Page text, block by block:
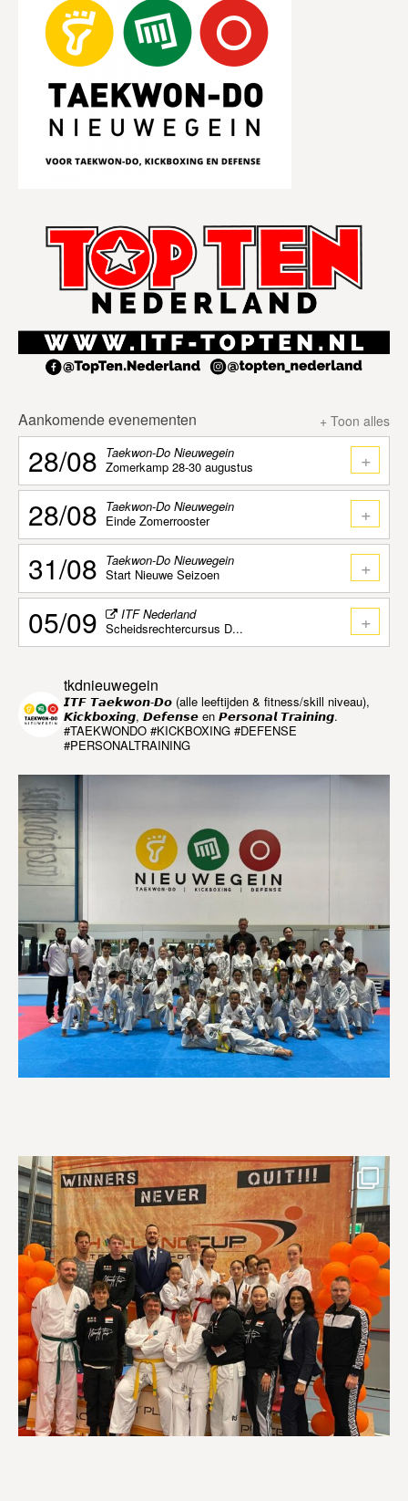
Aankomende evenementen + Toon alles
28/08 Taekwon-Do Nieuwegein
Zomerkamp 28-30 augustus
+
28/08 Taekwon-Do Nieuwegein
Einde Zomerrooster
+
31/08 Taekwon-Do Nieuwegein
Start Nieuwe Seizoen
+
05/09
ITF Nederland
Scheidsrechtercursus D...
+
tkdnieuwegein
𝙄𝙏𝙁 𝙏𝙖𝙚𝙠𝙬𝙤𝙣-𝘿𝙤 (alle leeftijden & fitness/skill niveau),
𝙆𝙞𝙘𝙠𝙗𝙤𝙭𝙞𝙣𝙜, 𝘿𝙚𝙛𝙚𝙣𝙨𝙚 en 𝙋𝙚𝙧𝙨𝙤𝙣𝙖𝙡 𝙏𝙧𝙖𝙞𝙣𝙞𝙣𝙜.
#TAEKWONDO #KICKBOXING #DEFENSE
#PERSONALTRAINING